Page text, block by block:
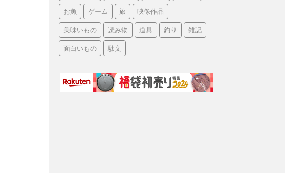
お魚 ゲーム 旅 映像作品
美味いもの 読み物 道具 釣り 雑記
面白いもの 駄文